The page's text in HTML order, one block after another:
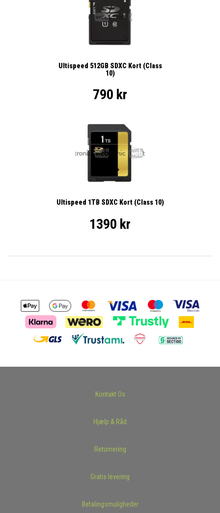
Ultispeed 512GB SDXC Kort (Class
10)
790 kr
Ultispeed 1TB SDXC Kort (Class 10)
1390 kr
Kontakt Os
Hjælp & Råd
Returnering
Gratis levering
Betalingsmuligheder